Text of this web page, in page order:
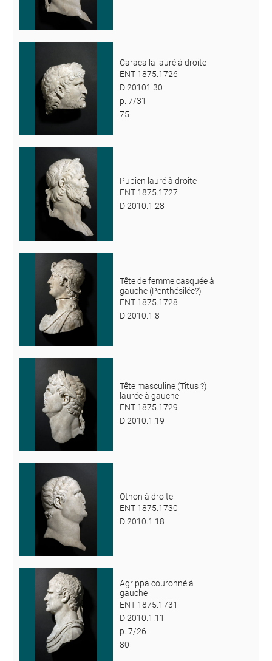
Caracalla lauré à droite
ENT 1875.1726
D 20101.30
p. 7/31
75
Pupien lauré à droite
ENT 1875.1727
D 2010.1.28
Tête de femme casquée à
gauche (Penthésilée?)
ENT 1875.1728
D 2010.1.8
Tête masculine (Titus ?)
laurée à gauche
ENT 1875.1729
D 2010.1.19
Othon à droite
ENT 1875.1730
D 2010.1.18
Agrippa couronné à
gauche
ENT 1875.1731
D 2010.1.11
p. 7/26
80